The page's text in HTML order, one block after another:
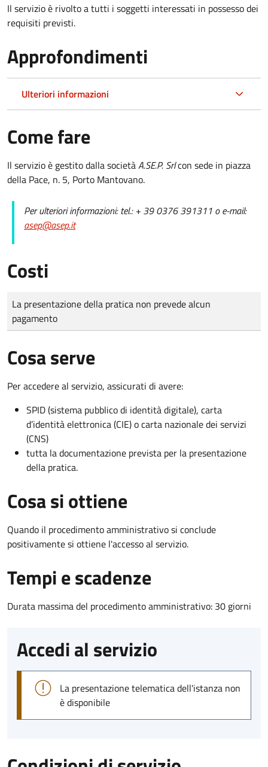
Il servizio è rivolto a tutti i soggetti interessati in possesso dei
requisiti previsti.
Approfondimenti
Ulteriori informazioni
Come fare
Il servizio è gestito dalla societàA.SE.P. Srlcon sede in piazza
della Pace, n. 5, Porto Mantovano.
Per ulteriori informazioni: tel.: + 39 0376 391311 o e-mail:
asep@asep.it
Costi
Tipo di pagamento
Importo
La presentazione della pratica non prevede alcun
pagamento
Cosa serve
Per accedere al servizio, assicurati di avere:
SPID (sistema pubblico di identità digitale), carta
d’identità elettronica (CIE) o carta nazionale dei servizi
(CNS)
tutta la documentazione prevista per la presentazione
della pratica.
Cosa si ottiene
Quando il procedimento amministrativo si conclude
positivamente si ottiene l'accesso al servizio.
Tempi e scadenze
Durata massima del procedimento amministrativo: 30 giorni
Accedi al servizio
La presentazione telematica dell'istanza non
è disponibile